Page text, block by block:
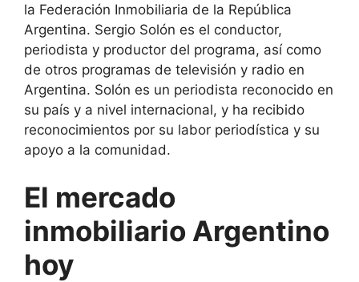
la Federación Inmobiliaria de la República
Argentina. Sergio Solón es el conductor,
periodista y productor del programa, así como
de otros programas de televisión y radio en
Argentina. Solón es un periodista reconocido en
su país y a nivel internacional, y ha recibido
reconocimientos por su labor periodística y su
apoyo a la comunidad.
El mercado
inmobiliario Argentino
hoy